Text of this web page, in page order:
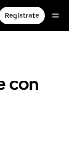
Regístrate
con